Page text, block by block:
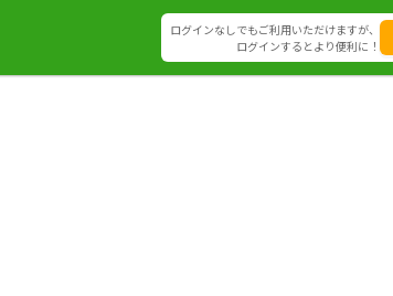
ログインなしでもご利用いただけますが、
ログインするとより便利に！